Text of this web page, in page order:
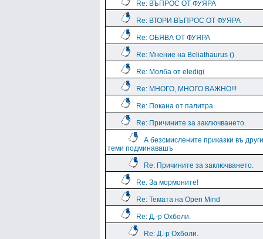
Re: ВЪПРОС ОТ ФУЯРА
Re: ВТОРИ ВЪПРОС ОТ ФУЯРА
Re: ОБЯВА ОТ ФУЯРА
Re: Мнение на Beliathaurus ()
Re: Молба от eledigi
Re: МНОГО, МНОГО ВАЖНО!!!
Re: Покана от палитра.
Re: Причините за заключването.
А безсмислените приказки въ други
теми подминавашъ
Re: Причините за заключването.
Re: За мормоните!
Re: Темата на Open Mind
Re: Д.-р Охболи.
Re: Д.-р Охболи.